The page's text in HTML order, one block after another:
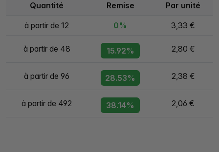
Quantité Remise Par unité
à partir de 12 0% 3,33 €
à partir de 48 15.92% 2,80 €
à partir de 96 28.53% 2,38 €
à partir de 492 38.14% 2,06 €